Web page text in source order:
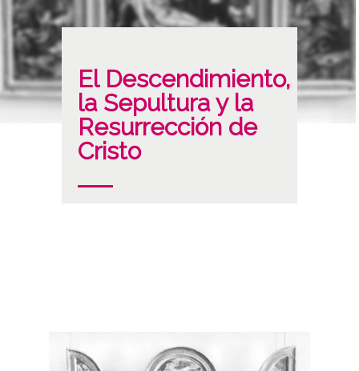
El Descendimiento,
la Sepultura y la
Resurrección de
Cristo